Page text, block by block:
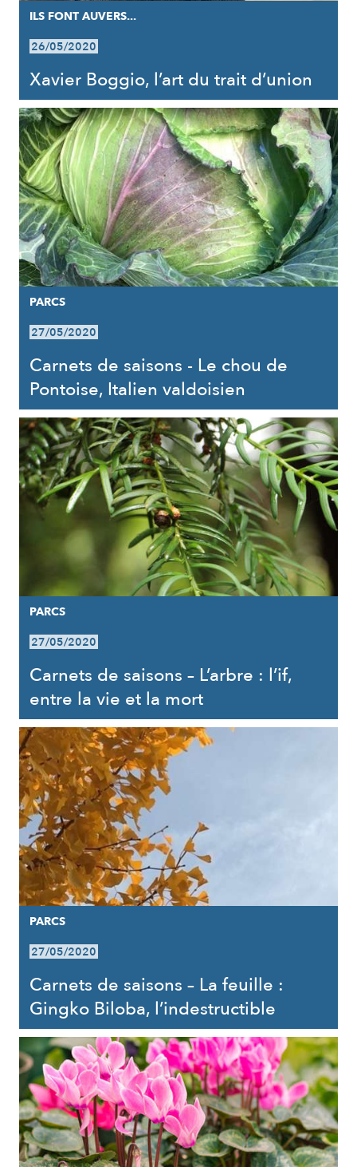
ILS FONT AUVERS...
26/05/2020
Xavier Boggio, l’art du trait d’union
PARCS
27/05/2020
Carnets de saisons - Le chou de
Pontoise, Italien valdoisien
PARCS
27/05/2020
Carnets de saisons – L’arbre : l’if,
entre la vie et la mort
PARCS
27/05/2020
Carnets de saisons – La feuille :
Gingko Biloba, l’indestructible